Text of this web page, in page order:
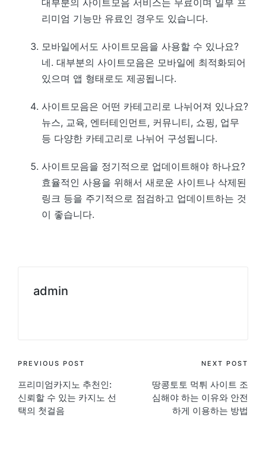
대부분의 사이트모음 서비스는 무료이며 일부 프
리미엄 기능만 유료인 경우도 있습니다.
모바일에서도 사이트모음을 사용할 수 있나요?
네. 대부분의 사이트모음은 모바일에 최적화되어
있으며 앱 형태로도 제공됩니다.
사이트모음은 어떤 카테고리로 나뉘어져 있나요?
뉴스, 교육, 엔터테인먼트, 커뮤니티, 쇼핑, 업무
등 다양한 카테고리로 나뉘어 구성됩니다.
사이트모음을 정기적으로 업데이트해야 하나요?
효율적인 사용을 위해서 새로운 사이트나 삭제된
링크 등을 주기적으로 점검하고 업데이트하는 것
이 좋습니다.
admin
Post
navigation
PREVIOUS POST
프리미엄카지노 추천인:
신뢰할 수 있는 카지노 선
택의 첫걸음
NEXT POST
땅콩토토 먹튀 사이트 조
심해야 하는 이유와 안전
하게 이용하는 방법